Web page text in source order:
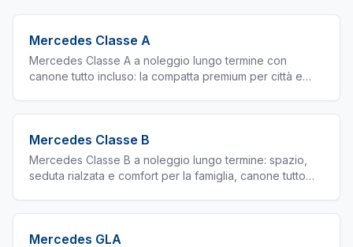
Mercedes Classe A
Mercedes Classe A a noleggio lungo termine con
canone tutto incluso: la compatta premium per città e
Mercedes Classe B
Mercedes Classe B a noleggio lungo termine: spazio,
seduta rialzata e comfort per la famiglia, canone tutto
Mercedes GLA